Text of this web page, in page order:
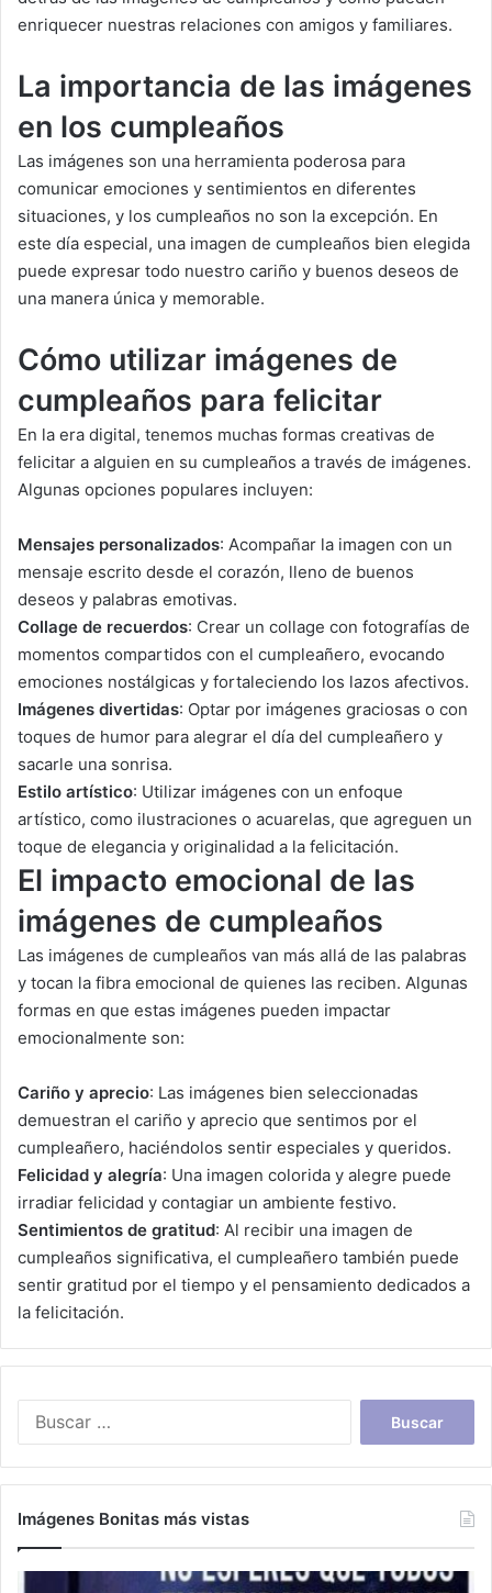
enriquecer nuestras relaciones con amigos y familiares.
La importancia de las imágenes
en los cumpleaños
Las imágenes son una herramienta poderosa para
comunicar emociones y sentimientos en diferentes
situaciones, y los cumpleaños no son la excepción. En
este día especial, una imagen de cumpleaños bien elegida
puede expresar todo nuestro cariño y buenos deseos de
una manera única y memorable.
Cómo utilizar imágenes de
cumpleaños para felicitar
En la era digital, tenemos muchas formas creativas de
felicitar a alguien en su cumpleaños a través de imágenes.
Algunas opciones populares incluyen:
Mensajes personalizados: Acompañar la imagen con un
mensaje escrito desde el corazón, lleno de buenos
deseos y palabras emotivas.
Collage de recuerdos: Crear un collage con fotografías de
momentos compartidos con el cumpleañero, evocando
emociones nostálgicas y fortaleciendo los lazos afectivos.
Imágenes divertidas: Optar por imágenes graciosas o con
toques de humor para alegrar el día del cumpleañero y
sacarle una sonrisa.
Estilo artístico: Utilizar imágenes con un enfoque
artístico, como ilustraciones o acuarelas, que agreguen un
toque de elegancia y originalidad a la felicitación.
El impacto emocional de las
imágenes de cumpleaños
Las imágenes de cumpleaños van más allá de las palabras
y tocan la fibra emocional de quienes las reciben. Algunas
formas en que estas imágenes pueden impactar
emocionalmente son:
Cariño y aprecio: Las imágenes bien seleccionadas
demuestran el cariño y aprecio que sentimos por el
cumpleañero, haciéndolos sentir especiales y queridos.
Felicidad y alegría: Una imagen colorida y alegre puede
irradiar felicidad y contagiar un ambiente festivo.
Sentimientos de gratitud: Al recibir una imagen de
cumpleaños significativa, el cumpleañero también puede
sentir gratitud por el tiempo y el pensamiento dedicados a
la felicitación.
Imágenes Bonitas más vistas